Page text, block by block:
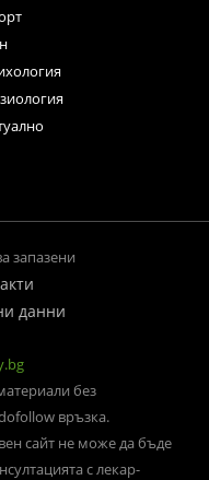
запазени
данни
без
връзка.
сайт не може да бъде
с лекар-